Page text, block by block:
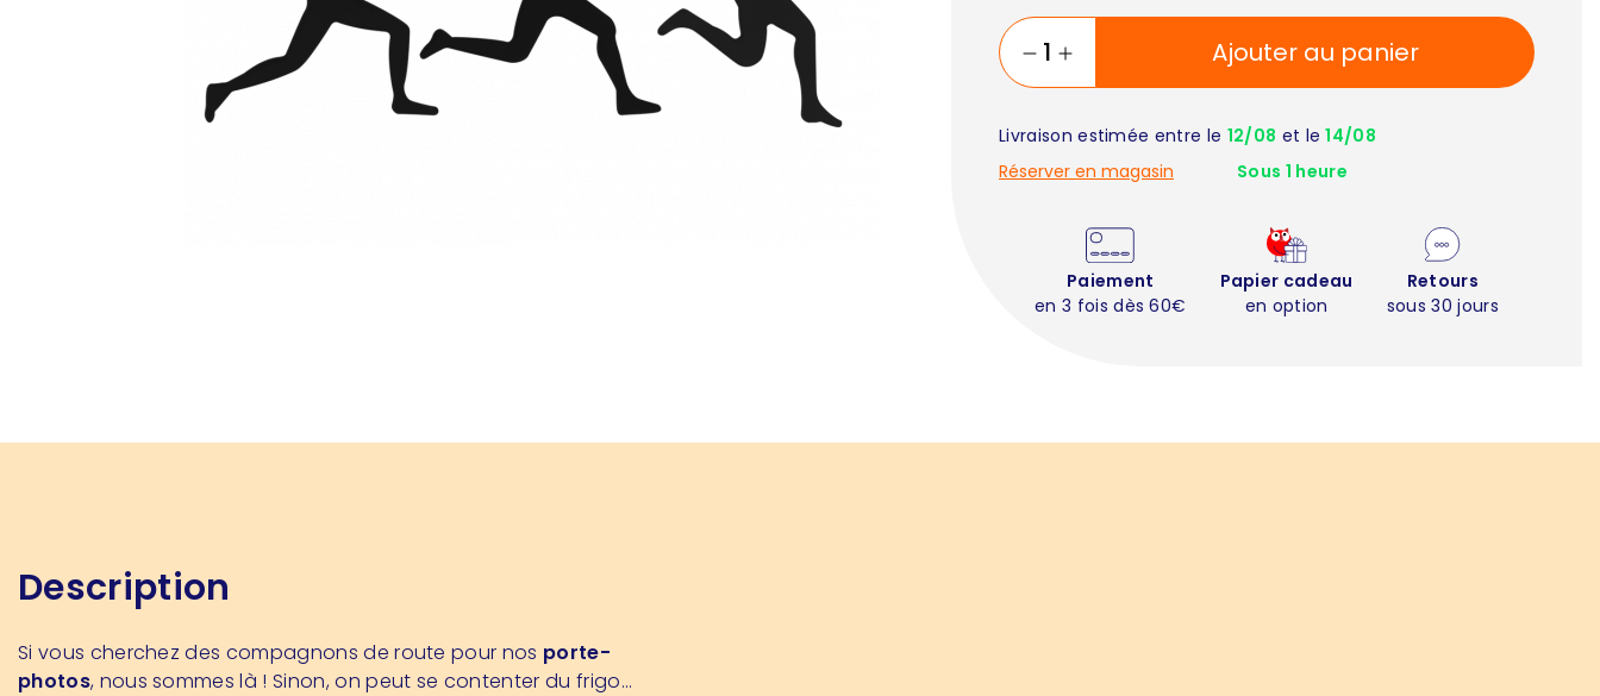
Ajouter au panier
Livraison estimée entre le 12/08 et le14/08
Réserver en magasin
Sous 1 heure
Paiement
en 3 fois dès 60€
Papier cadeau
en option
Retours
sous 30 jours
Description
Si vous cherchez des compagnons de route pour nos porte-
photos, nous sommes là ! Sinon, on peut se contenter du frigo...